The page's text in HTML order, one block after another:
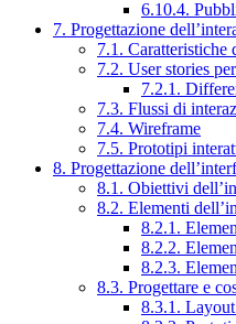
6.10.4.
7. Progettazione
7.1. Caratteristiche
7.2. User stories
7.2.1.
7.3. Flussi di
7.4. Wireframe
7.5. Prototipi
8. Progettazione
8.1. Obiettivi
8.2. Elementi
8.2.1.
8.2.2.
8.2.3.
8.3. Progettare e
8.3.1.